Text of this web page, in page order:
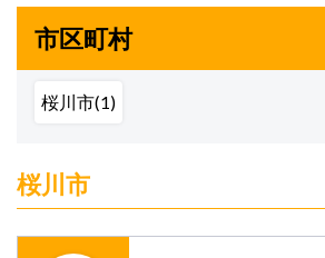
市区町村
桜川市(1)
桜川市